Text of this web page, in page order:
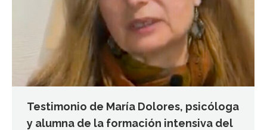
Testimonio de María Dolores, psicóloga
y alumna de la formación intensiva del